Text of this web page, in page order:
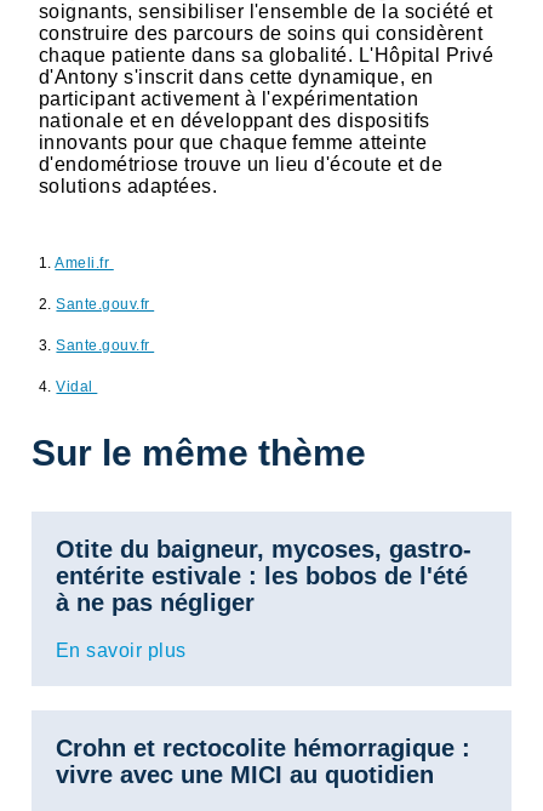
soignants, sensibiliser l'ensemble de la société et
construire des parcours de soins qui considèrent
chaque patiente dans sa globalité. L'Hôpital Privé
d'Antony s'inscrit dans cette dynamique, en
participant activement à l'expérimentation
nationale et en développant des dispositifs
innovants pour que chaque femme atteinte
d'endométriose trouve un lieu d'écoute et de
solutions adaptées.
1.Ameli.fr
2.Sante.gouv.fr
3.Sante.gouv.fr
4.Vidal
Sur le même thème
Otite du baigneur, mycoses, gastro-
entérite estivale : les bobos de l'été
à ne pas négliger
En savoir plus
Crohn et rectocolite hémorragique :
vivre avec une MICI au quotidien